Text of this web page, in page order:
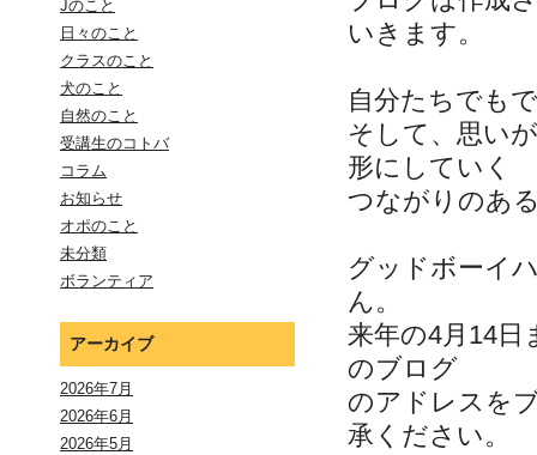
Jのこと
日々のこと
クラスのこと
犬のこと
自然のこと
受講生のコトバ
コラム
お知らせ
オポのこと
未分類
ボランティア
アーカイブ
2026年7月
2026年6月
2026年5月
いきます。
自分たちでも
そして、思い
形にしていく
つながりのあ
グッドボーイ
ん。
来年の4月14日
のブログ
のアドレスを
承ください。